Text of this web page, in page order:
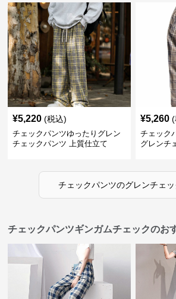
¥5,220 (税込)
チェックパンツゆったりグレン
チェックパンツ 上質仕立て
¥5,260 (
チェック
グレンチ
チェックパンツのグレンチェッ
チェックパンツギンガムチェックのお